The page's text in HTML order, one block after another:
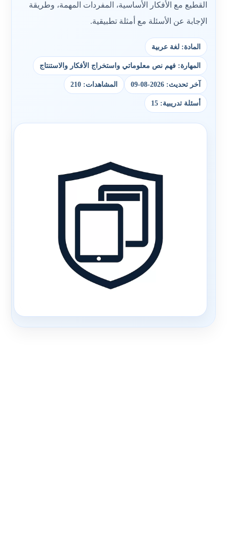
القطيع مع الأفكار الأساسية، المفردات المهمة، وطريقة
الإجابة عن الأسئلة مع أمثلة تطبيقية.
المادة: لغة عربية
المهارة: فهم نص معلوماتي واستخراج الأفكار والاستنتاج
آخر تحديث: 2026-08-09 المشاهدات: 210
أسئلة تدريبية: 15